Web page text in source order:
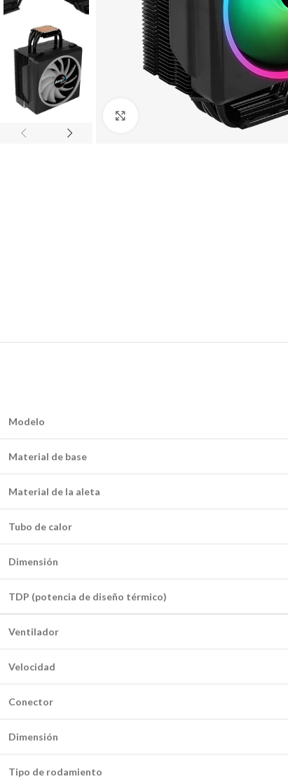
Click to enlarge
Modelo
Material de base
Material de la aleta
Tubo de calor
Dimensión
TDP (potencia de diseño térmico)
Ventilador
Velocidad
Conector
Dimensión
Tipo de rodamiento